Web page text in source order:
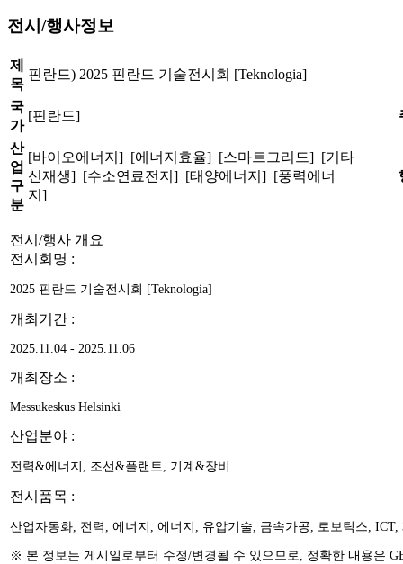
전시/행사정보
제
목
핀란드) 2025 핀란드 기술전시회 [Teknologia]
국
가
[핀란드]
산
업
구
분
[바이오에너지] [에너지효율] [스마트그리드] [기타
신재생] [수소연료전지] [태양에너지] [풍력에너
지]
전시/행사 개요
전시회명 :
2025 핀란드 기술전시회 [Teknologia]
개최기간 :
2025.11.04 - 2025.11.06
개최장소 :
Messukeskus Helsinki
산업분야 :
전력&에너지, 조선&플랜트, 기계&장비
전시품목 :
산업자동화, 전력, 에너지, 에너지, 유압기술, 금속가공, 로보틱스, ICT,
※ 본 정보는 게시일로부터 수정/변경될 수 있으므로, 정확한 내용은